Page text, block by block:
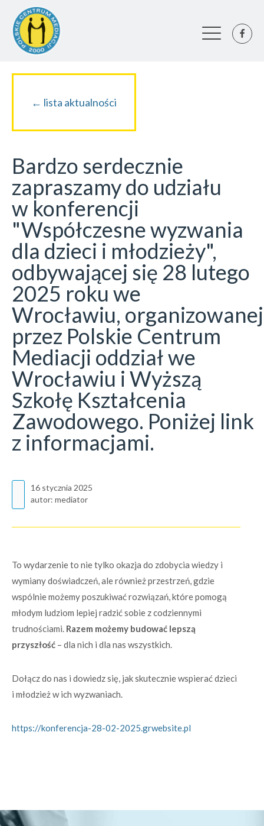
← lista aktualności
Bardzo serdecznie
zapraszamy do udziału
w konferencji
"Współczesne wyzwania
dla dzieci i młodzieży",
odbywającej się 28 lutego
2025 roku we
Wrocławiu, organizowanej
przez Polskie Centrum
Mediacji oddział we
Wrocławiu i Wyższą
Szkołę Kształcenia
Zawodowego. Poniżej link
z informacjami.
16 stycznia 2025
autor: mediator
To wydarzenie to nie tylko okazja do zdobycia wiedzy i
wymiany doświadczeń, ale również przestrzeń, gdzie
wspólnie możemy poszukiwać rozwiązań, które pomogą
młodym ludziom lepiej radzić sobie z codziennymi
trudnościami. Razem możemy budować lepszą
przyszłość – dla nich i dla nas wszystkich.
Dołącz do nas i dowiedz się, jak skutecznie wspierać dzieci
i młodzież w ich wyzwaniach.
https://konferencja-28-02-2025.grwebsite.pl